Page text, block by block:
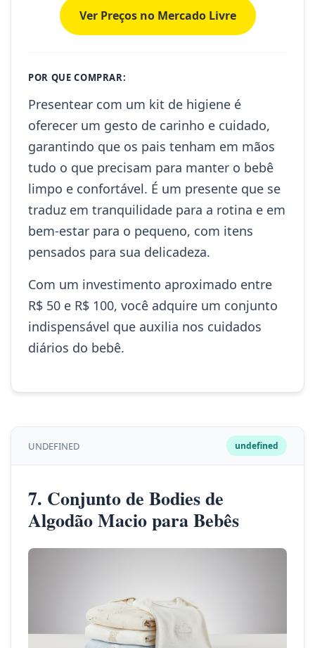
Ver Preços no Mercado Livre
POR QUE COMPRAR:
Presentear com um kit de higiene é
oferecer um gesto de carinho e cuidado,
garantindo que os pais tenham em mãos
tudo o que precisam para manter o bebê
limpo e confortável. É um presente que se
traduz em tranquilidade para a rotina e em
bem-estar para o pequeno, com itens
pensados para sua delicadeza.
Com um investimento aproximado entre
R$ 50 e R$ 100, você adquire um conjunto
indispensável que auxilia nos cuidados
diários do bebê.
UNDEFINED undefined
7. Conjunto de Bodies de
Algodão Macio para Bebês